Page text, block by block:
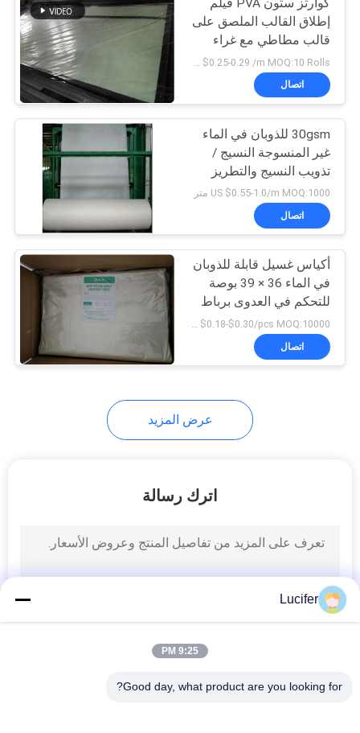
بولي الشريط للذوبان
في الماء
6
فيلم البلاستيك القابلة
للتحلل
15
الأكياس القابلة للتحلل
أكياس الفقاعة القابلة
12
كوارتز ستون PVA فيلم
إطلاق القالب الملصق على
قالب مطاطي مع غراء
محدد
اتصال
30gsm للذوبان في الماء
غير المنسوجة النسيج /
تذويب النسيج والتطريز
للنسيج الدانتيل بدعم
US $0.55-1.0/m MOQ:1000 متر
اتصال
أكياس غسيل قابلة للذوبان
في الماء 36 × 39 بوصة
للتحكم في العدوى برباط
أحمر
US $0.18-$0.30/pcs MOQ:10000 جهاز كمبيوتر شخصى
اتصال
عرض المزيد
اترك رسالة
Lucifer
9:25 PM
Good day, what product are you looking for?